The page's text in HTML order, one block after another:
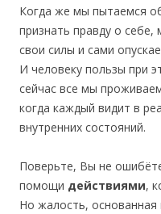
Когда же мы пытаемся
признать правду о
свои силы и сами
И человеку пользы при
сейчас все мы
когда каждый видит в
внутренних состояний.
Поверьте, Вы не
помощи действиями,
Но жалость,